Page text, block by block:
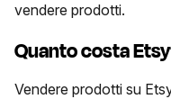
vendere prodotti.
Quanto costa
Vendere prodotti su